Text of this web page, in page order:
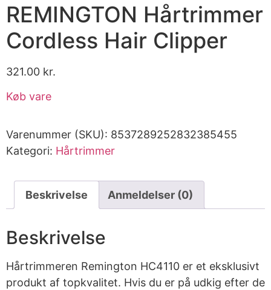
REMINGTON Hårtrimmer
Cordless Hair Clipper
321.00 kr.
Køb vare
Varenummer (SKU): 8537289252832385455
Kategori: Hårtrimmer
Beskrivelse Anmeldelser (0)
Beskrivelse
Hårtrimmeren Remington HC4110 er et eksklusivt
produkt af topkvalitet. Hvis du er på udkig efter de